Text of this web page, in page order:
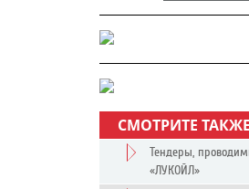
СМОТРИТЕ ТАКЖЕ
Тендеры,
«ЛУКОЙЛ»